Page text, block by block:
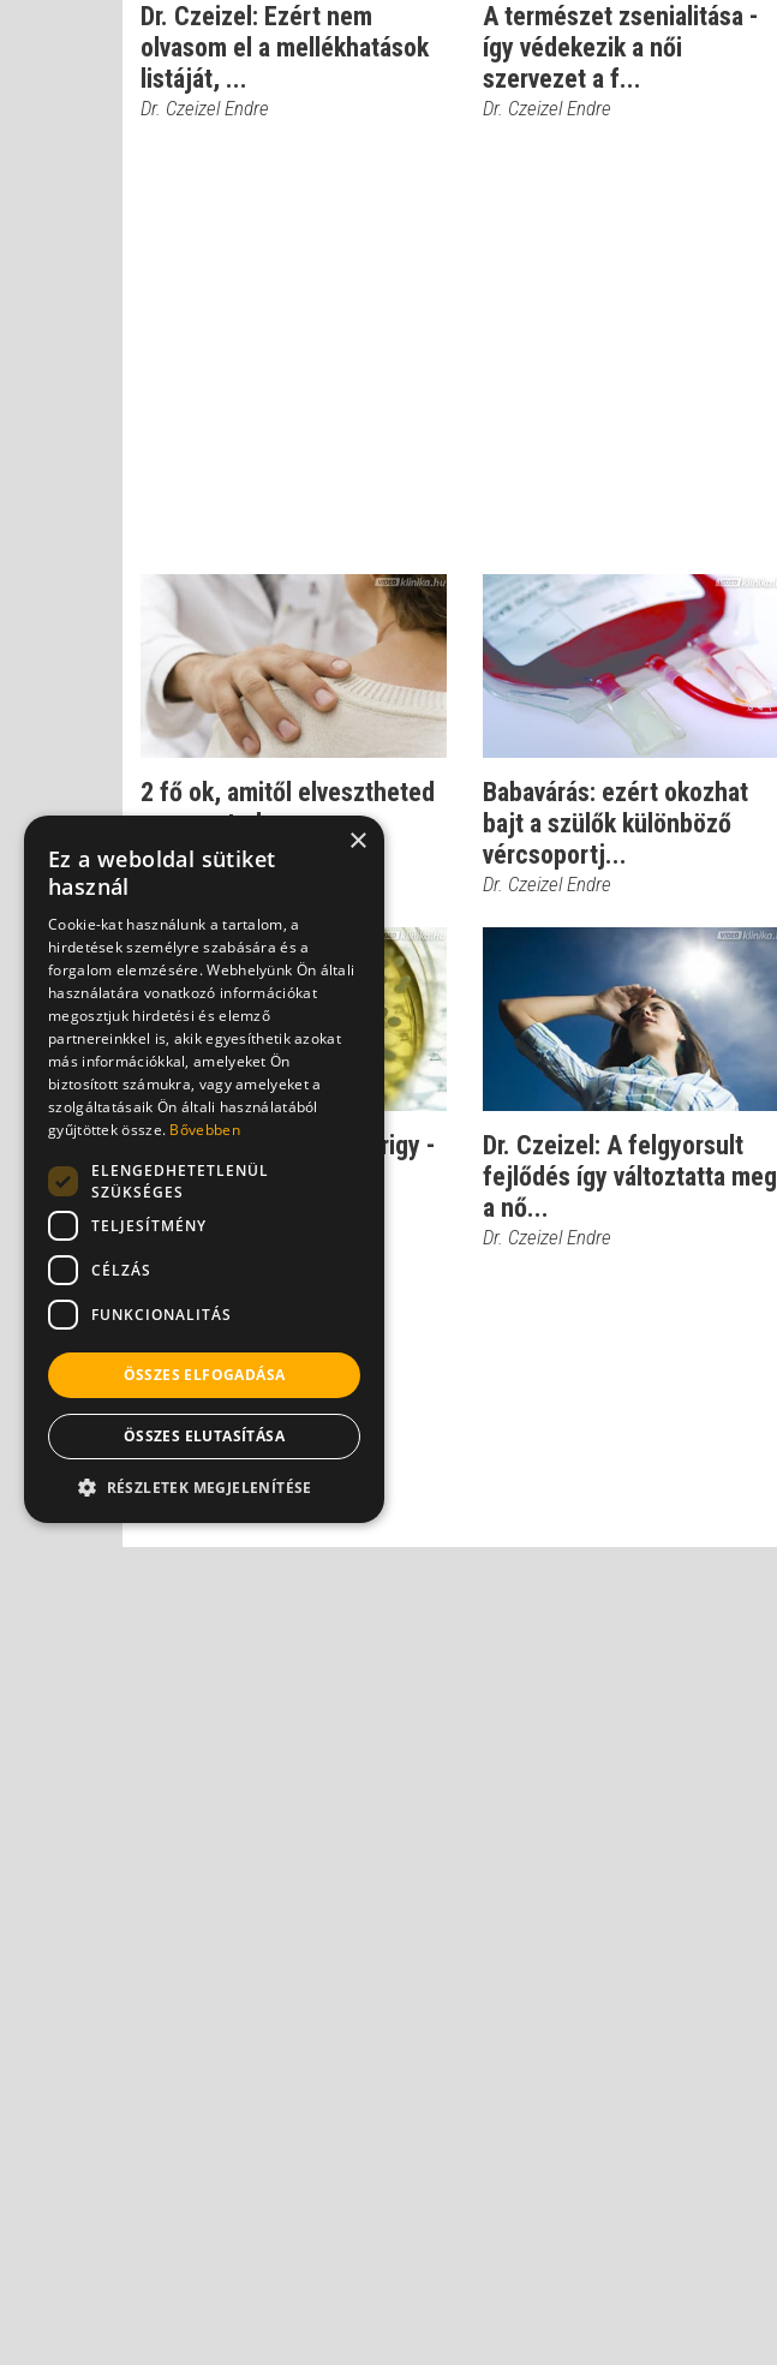
Dr. Czeizel: Ezért nem
olvasom el a mellékhatások
listáját, ...
Dr. Czeizel Endre
A természet zsenialitása -
így védekezik a női
szervezet a f...
Dr. Czeizel Endre
2 fő ok, amitől elvesztheted
a magzatod
Dr. Czeizel Endre
Babavárás: ezért okozhat
bajt a szülők különböző
vércsoportj...
Dr. Czeizel Endre
Petefészek és pajzsmirigy -
így állhatnak a
termékenység útj...
Dr. Czeizel Endre
Dr. Czeizel: A felgyorsult
fejlődés így változtatta meg
a nő...
Dr. Czeizel Endre
×
Ez a weboldal sütiket
használ
Cookie-kat használunk a tartalom, a
hirdetések személyre szabására és a
forgalom elemzésére. Webhelyünk Ön általi
használatára vonatkozó információkat
megosztjuk hirdetési és elemző
partnereinkkel is, akik egyesíthetik azokat
más információkkal, amelyeket Ön
biztosított számukra, vagy amelyeket a
szolgáltatásaik Ön általi használatából
gyűjtöttek össze. Bővebben
ELENGEDHETETLENÜL
SZÜKSÉGES
TELJESÍTMÉNY
CÉLZÁS
FUNKCIONALITÁS
ÖSSZES ELFOGADÁSA
ÖSSZES ELUTASÍTÁSA
RÉSZLETEK MEGJELENÍTÉSE